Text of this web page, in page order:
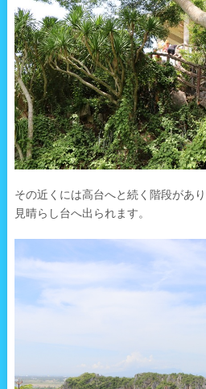
その近くには高台へと続く階段があ
見晴らし台へ出られます。